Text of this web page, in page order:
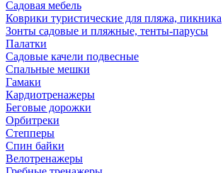
Садовая мебель
Коврики туристические для пляжа, пикника
Зонты садовые и пляжные, тенты-парусы
Палатки
Садовые качели подвесные
Спальные мешки
Гамаки
Кардиотренажеры
Беговые дорожки
Орбитреки
Степперы
Спин байки
Велотренажеры